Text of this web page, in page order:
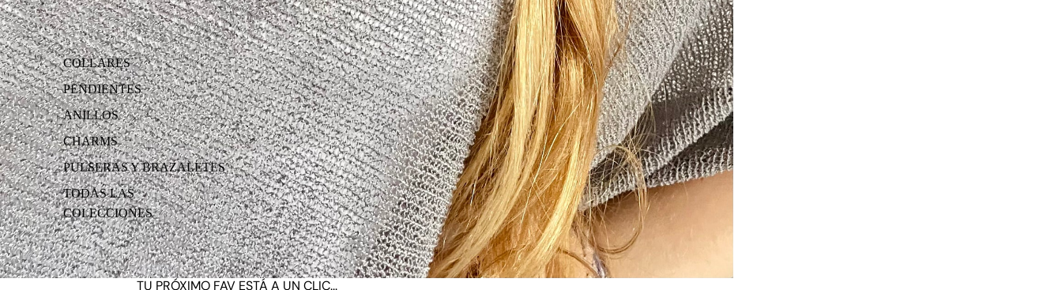
COLLARES
PENDIENTES
ANILLOS
CHARMS
PULSERAS Y BRAZALETES
TODAS LAS
COLECCIONES
TU PRÓXIMO FAV ESTÁ A UN CLIC...